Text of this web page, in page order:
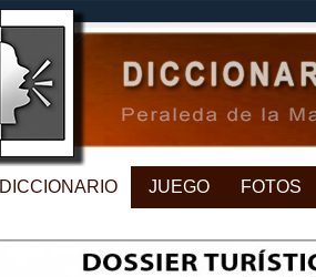
DICCIONARIO JUEGO FOTOS